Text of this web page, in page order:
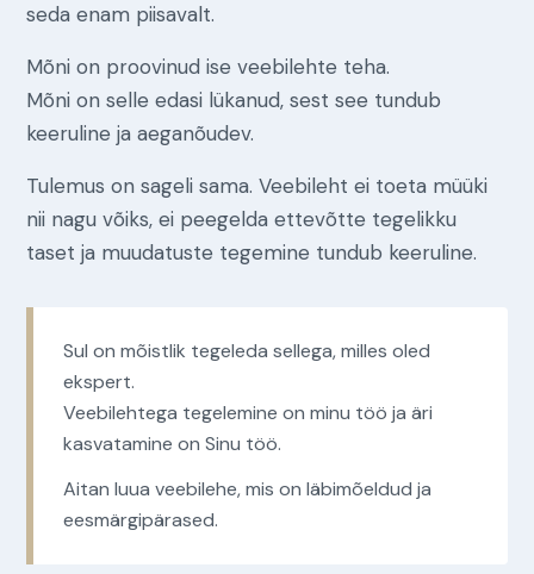
seda enam piisavalt.
Mõni on proovinud ise veebilehte teha.
Mõni on selle edasi lükanud, sest see tundub
keeruline ja aeganõudev.
Tulemus on sageli sama. Veebileht ei toeta müüki
nii nagu võiks, ei peegelda ettevõtte tegelikku
taset ja muudatuste tegemine tundub keeruline.
Sul on mõistlik tegeleda sellega, milles oled
ekspert.
Veebilehtega tegelemine on minu töö ja äri
kasvatamine on Sinu töö.
Aitan luua veebilehe, mis on läbimõeldud ja
eesmärgipärased.